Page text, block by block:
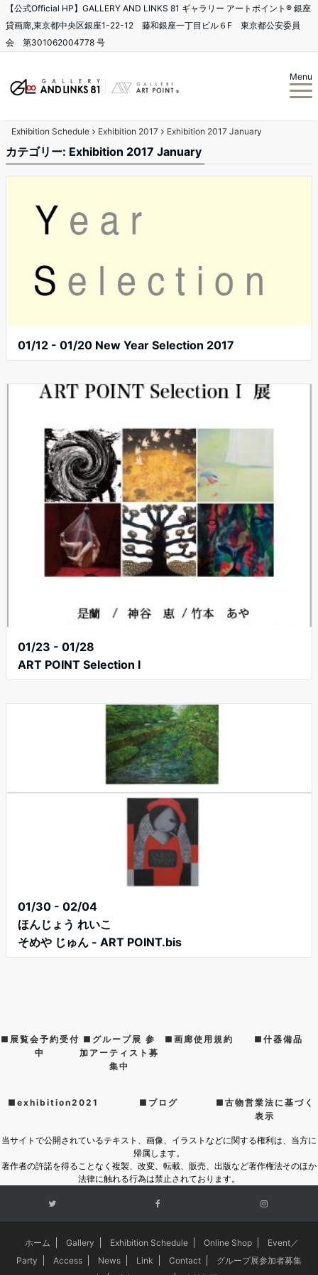
【公式Official HP】GALLERY AND LINKS 81 ギャラリー アートポイント®️ 銀座
貸画廊,東京都中央区銀座1-22-12 藤和銀座一丁目ビル６F 東京都公安委員
会 第301062004778 号
Menu
Exhibition Schedule Exhibition 2017 Exhibition 2017 January
カテゴリー: Exhibition 2017 January
01/12 - 01/20 New Year Selection 2017
01/23 - 01/28
ART POINT Selection I
01/30 - 02/04
ほんじょう れいこ
そめや じゅん - ART POINT.bis
■展覧会予約受付
中
■グループ展 参
加アーティスト募
集中
■画廊使用規約 ■什器備品
■exhibition2021 ■ブログ
■古物営業法に基づく
表示
当サイトで公開されているテキスト、画像、イラストなどに関する権利は、当方に
帰属します。
著作者の許諾を得ることなく複製、改変、転載、販売、出版など著作権法そのほか
法律に触れる行為は禁止されております。
ホーム Gallery Exhibition Schedule Online Shop
Event／
Party
Access News Link Contact
グループ展参加者募集